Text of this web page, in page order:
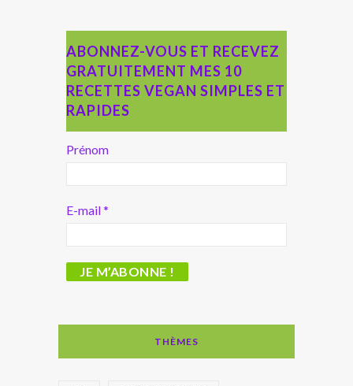
ABONNEZ-VOUS ET RECEVEZ
GRATUITEMENT MES 10
RECETTES VEGAN SIMPLES ET
RAPIDES
Prénom
E-mail*
THÈMES